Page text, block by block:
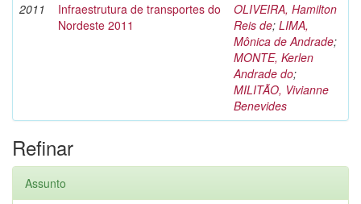
2011
Infraestrutura de transportes do
Nordeste 2011
OLIVEIRA, Hamilton
Reis de; LIMA,
Mônica de Andrade;
MONTE, Kerlen
Andrade do;
MILITÃO, Vivianne
Benevides
Refinar
Assunto